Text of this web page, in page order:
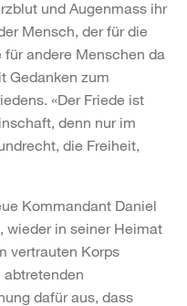
und Augenmass ihr
Mensch, der für die
andere Menschen da
Gedanken zum
«Der Friede ist
denn nur im
die Freiheit,
Kommandant Daniel
wieder in seiner Heimat
vertrauten Korps
abtretenden
dafür aus, dass